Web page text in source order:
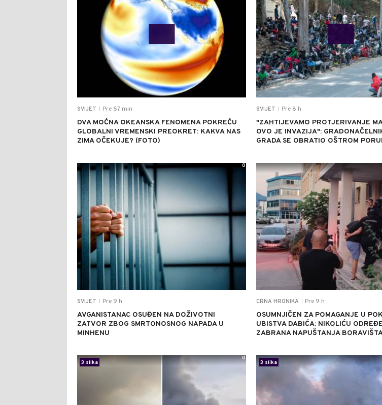
SVIJET Pre 57 min
DVA MOĆNA OKEANSKA FENOMENA POKREĆU
GLOBALNI VREMENSKI PREOKRET: KAKVA NAS
ZIMA OČEKUJE? (FOTO)
SVIJET Pre 8 h
"ZAHTIJEVAMO PROTJERIVANJE
OVO JE INVAZIJA":
GRADA SE OBRATIO OŠTROM
SVIJET Pre 9 h
AVGANISTANAC OSUĐEN NA DOŽIVOTNI
ZATVOR ZBOG SMRTONOSNOG NAPADA U
MINHENU
0
CRNA HRONIKA Pre 9 h
OSUMNJIČEN ZA POMAGANJE U
UBISTVA DABIĆA: NIKOLIĆU
ZABRANA NAPUŠTANJA
3 slika
0
3 slika